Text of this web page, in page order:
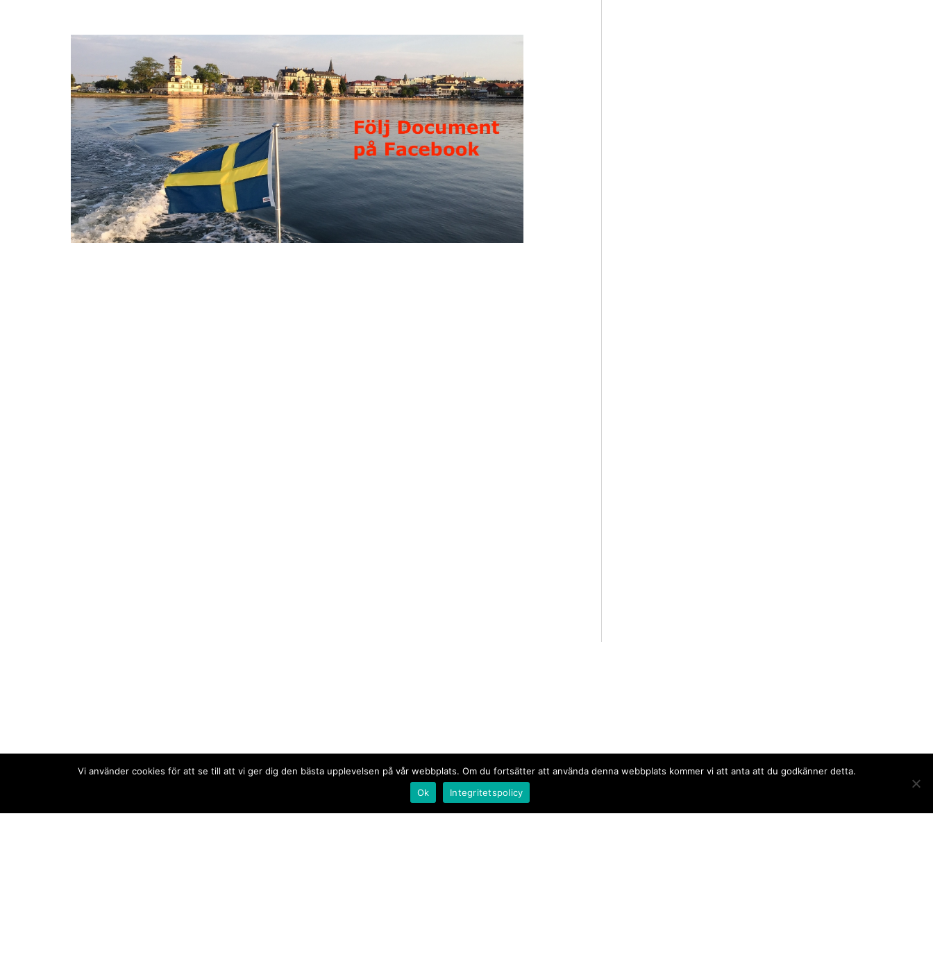
Vi använder cookies för att se till att vi ger dig den bästa upplevelsen på vår webbplats. Om du fortsätter att använda denna webbplats kommer vi att anta att du godkänner detta.
Ok
Integritetspolicy